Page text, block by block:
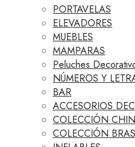
PORTAVELAS
ELEVADORES
MUEBLES
MAMPARAS
Peluches
NÚMEROS Y
BAR
ACCESORIOS
COLECCIÓN
COLECCIÓN